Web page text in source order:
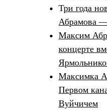
Три года
Абрамова
Максим
концерте
Максимка
Первом
Вуйчичем